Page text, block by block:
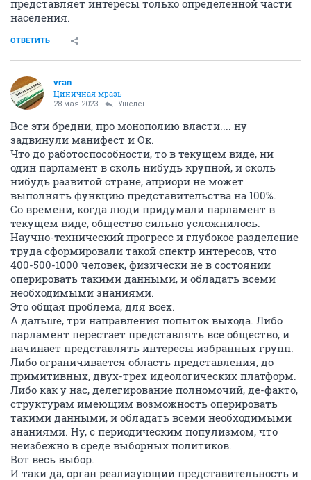
представляет интересы только определенной части
населения.
ОТВЕТИТЬ
vran
Циничная мразь
28 мая 2023 Ушелец
Все эти бредни, про монополию власти.... ну
задвинули манифест и Ок.
Что до работоспособности, то в текущем виде, ни
один парламент в сколь нибудь крупной, и сколь
нибудь развитой стране, априори не может
выполнять функцию представительства на 100%.
Со времени, когда люди придумали парламент в
текущем виде, общество сильно усложнилось.
Научно-технический прогресс и глубокое разделение
труда сформировали такой спектр интересов, что
400-500-1000 человек, физически не в состоянии
оперировать такими данными, и обладать всеми
необходимыми знаниями.
Это общая проблема, для всех.
А дальше, три направления попыток выхода. Либо
парламент перестает представлять все общество, и
начинает представлять интересы избранных групп.
Либо ограничивается область представления, до
примитивных, двух-трех идеологических платформ.
Либо как у нас, делегирование полномочий, де-факто,
структурам имеющим возможность оперировать
такими данными, и обладать всеми необходимыми
знаниями. Ну, с периодическим популизмом, что
неизбежно в среде выборных политиков.
Вот весь выбор.
И таки да, орган реализующий представительность и